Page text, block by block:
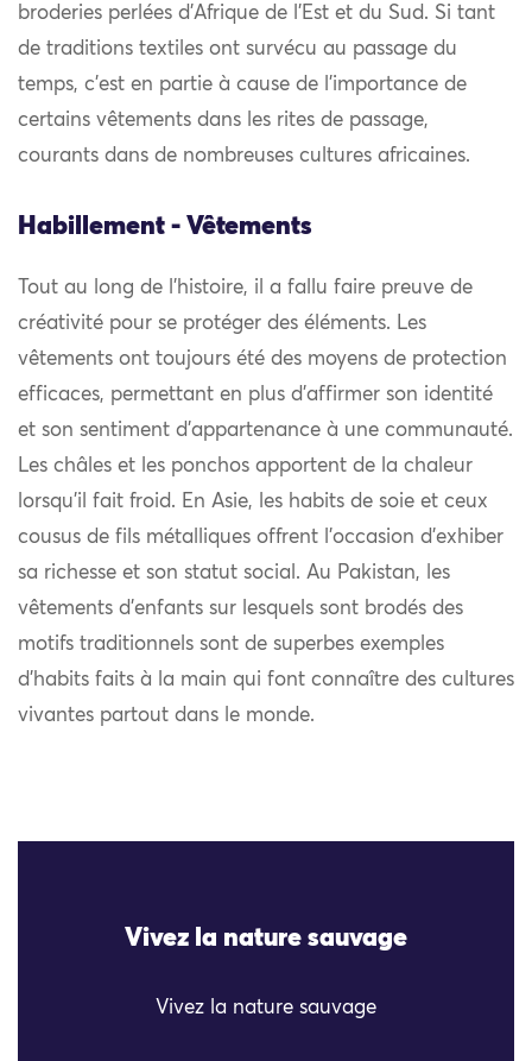
broderies perlées d’Afrique de l’Est et du Sud. Si tant
de traditions textiles ont survécu au passage du
temps, c’est en partie à cause de l’importance de
certains vêtements dans les rites de passage,
courants dans de nombreuses cultures africaines.
Habillement - Vêtements
Tout au long de l’histoire, il a fallu faire preuve de
créativité pour se protéger des éléments. Les
vêtements ont toujours été des moyens de protection
efficaces, permettant en plus d’affirmer son identité
et son sentiment d’appartenance à une communauté.
Les châles et les ponchos apportent de la chaleur
lorsqu’il fait froid. En Asie, les habits de soie et ceux
cousus de fils métalliques offrent l’occasion d’exhiber
sa richesse et son statut social. Au Pakistan, les
vêtements d’enfants sur lesquels sont brodés des
motifs traditionnels sont de superbes exemples
d’habits faits à la main qui font connaître des cultures
vivantes partout dans le monde.
Vivez la nature sauvage
Vivez la nature sauvage